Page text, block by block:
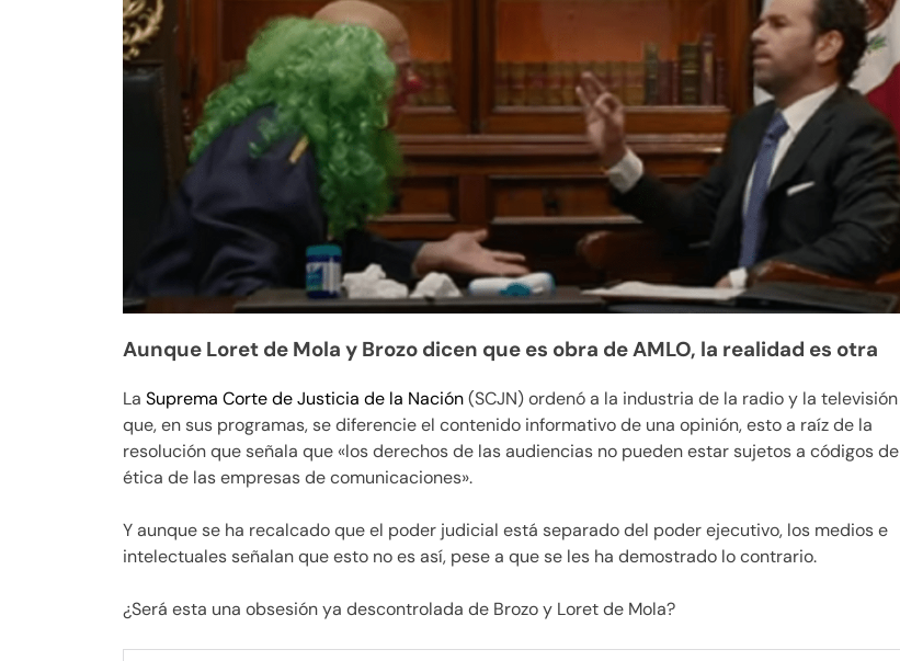
Aunque Loret de Mola y Brozo dicen que es obra de AMLO, la realidad es otra
La Suprema Corte de Justicia de la Nación(SCJN) ordenó a la industria de la radio y la televisión
que, en sus programas, se diferencie el contenido informativo de una opinión, esto a raíz de la
resolución que señala que «los derechos de las audiencias no pueden estar sujetos a códigos de
ética de las empresas de comunicaciones».
Y aunque se ha recalcado que el poder judicial está separado del poder ejecutivo, los medios e
intelectuales señalan que esto no es así, pese a que se les ha demostrado lo contrario.
¿Será esta una obsesión ya descontrolada de Brozo y Loret de Mola?